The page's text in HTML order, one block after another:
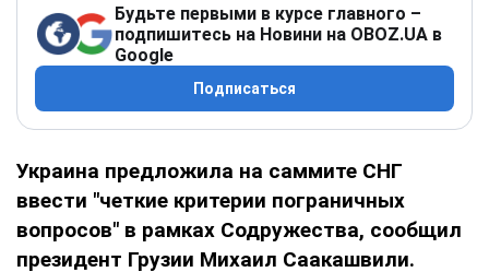
Будьте первыми в курсе главного –
подпишитесь на Новини на OBOZ.UA в
Google
Подписаться
Украина предложила на саммите СНГ
ввести "четкие критерии пограничных
вопросов" в рамках Содружества, сообщил
президент Грузии Михаил Саакашвили.